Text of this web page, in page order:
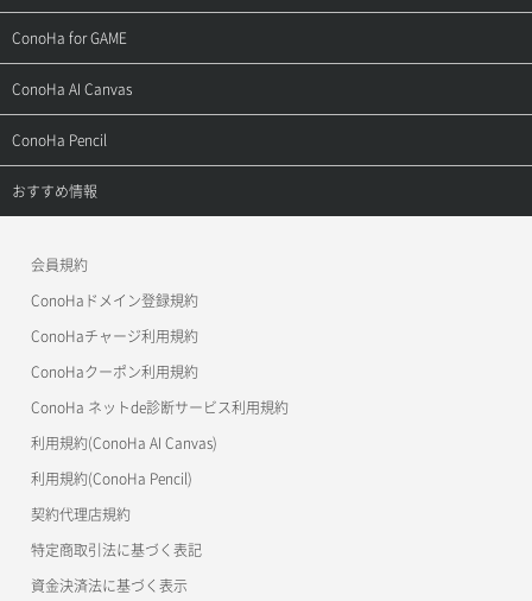
用語集
お問い合わせ
お乗り換えガイド
よくある質問
ご利用ガイド
APIドキュメントVPS2.0
APIドキュメントVPS3.0
サポートトップ
ご利用ガイド
APIドキュメントVPS2.0
APIドキュメントVPS3.0
ConoHa for GAME
サポートトップ
ご利用ガイド
ConoHa AI Canvas
サポートトップ
ご利用ガイド
ConoHa Pencil
サポートトップ
おすすめ情報
美雲このは徹底ガイド
会員規約
ConoHaドメイン登録規約
ConoHaチャージ利用規約
ConoHaクーポン利用規約
ConoHa ネットde診断サービス利用規約
利用規約(ConoHa AI Canvas)
利用規約(ConoHa Pencil)
契約代理店規約
特定商取引法に基づく表記
資金決済法に基づく表示